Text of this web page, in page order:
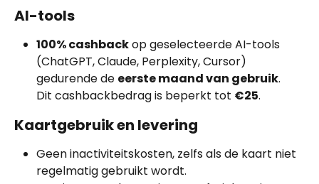
AI-tools
100% cashback op geselecteerde AI-tools
(ChatGPT, Claude, Perplexity, Cursor)
gedurende de eerste maand van gebruik.
Dit cashbackbedrag is beperkt tot €25.
Kaartgebruik en levering
Geen inactiviteitskosten, zelfs als de kaart niet
regelmatig gebruikt wordt.